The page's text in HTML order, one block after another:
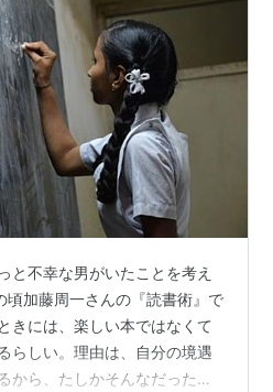
と不幸な男がいたことを考え
頃加藤周一さんの『読書術』で
きには、楽しい本ではなくて
らしい。理由は、自分の境遇
から、たしかそんなだったと